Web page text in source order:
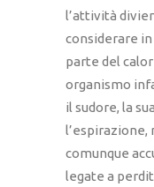
l’attività
considerare
parte del
organismo
il sudore, la
l’espirazione,
comunque
legate a